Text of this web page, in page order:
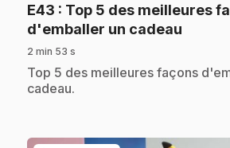
E43 : Top 5 des meilleures
d'emballer un cadeau
2 min 53 s
.Top 5 des meilleures façons
cadeau.